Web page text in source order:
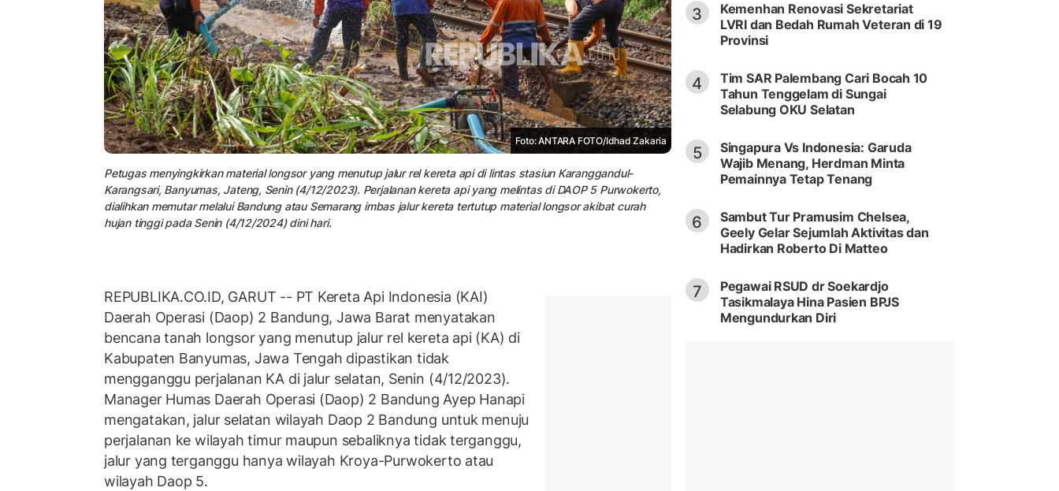
Foto: ANTARA FOTO/Idhad Zakaria
Petugas menyingkirkan material longsor yang menutup jalur rel kereta api di lintas stasiun Karanggandul-
Karangsari, Banyumas, Jateng, Senin (4/12/2023). Perjalanan kereta api yang melintas di DAOP 5 Purwokerto,
dialihkan memutar melalui Bandung atau Semarang imbas jalur kereta tertutup material longsor akibat curah
hujan tinggi pada Senin (4/12/2024) dini hari.
REPUBLIKA.CO.ID, GARUT -- PT Kereta Api Indonesia (KAI)
Daerah Operasi (Daop) 2 Bandung, Jawa Barat menyatakan
bencana tanah longsor yang menutup jalur rel kereta api (KA) di
Kabupaten Banyumas, Jawa Tengah dipastikan tidak
mengganggu perjalanan KA di jalur selatan, Senin (4/12/2023).
Manager Humas Daerah Operasi (Daop) 2 Bandung Ayep Hanapi
mengatakan, jalur selatan wilayah Daop 2 Bandung untuk menuju
perjalanan ke wilayah timur maupun sebaliknya tidak terganggu,
jalur yang terganggu hanya wilayah Kroya-Purwokerto atau
wilayah Daop 5.
3
Kemenhan Renovasi Sekretariat
LVRI dan Bedah Rumah Veteran di 19
Provinsi
4
Tim SAR Palembang Cari Bocah 10
Tahun Tenggelam di Sungai
Selabung OKU Selatan
5
Singapura Vs Indonesia: Garuda
Wajib Menang, Herdman Minta
Pemainnya Tetap Tenang
6
Sambut Tur Pramusim Chelsea,
Geely Gelar Sejumlah Aktivitas dan
Hadirkan Roberto Di Matteo
7
Pegawai RSUD dr Soekardjo
Tasikmalaya Hina Pasien BPJS
Mengundurkan Diri